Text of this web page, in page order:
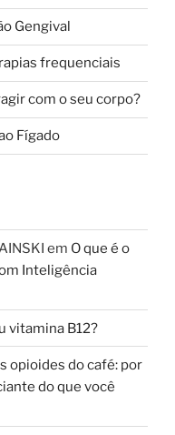
Gengival
frequenciais
com o seu corpo?
Fígado
em O que é o
Inteligência
vitamina B12?
opioides do café: por
do que você